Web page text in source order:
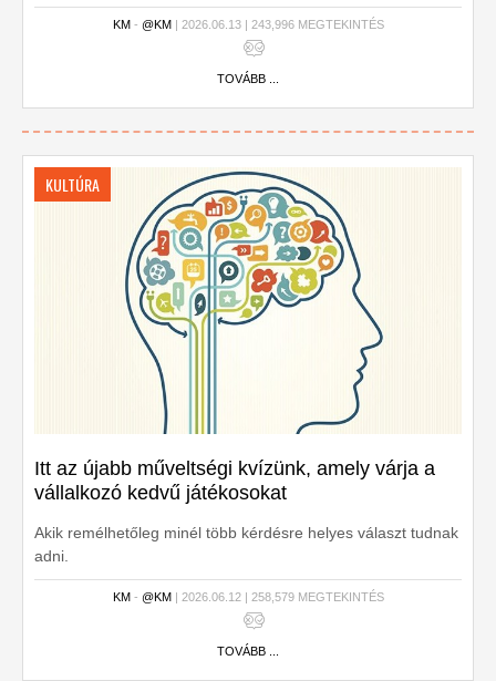
KM- @KM| 2026.06.13 | 243,996 MEGTEKINTÉS
TOVÁBB ...
KULTÚRA
Itt az újabb műveltségi kvízünk, amely várja a
vállalkozó kedvű játékosokat
Akik remélhetőleg minél több kérdésre helyes választ tudnak
adni.
KM- @KM| 2026.06.12 | 258,579 MEGTEKINTÉS
TOVÁBB ...